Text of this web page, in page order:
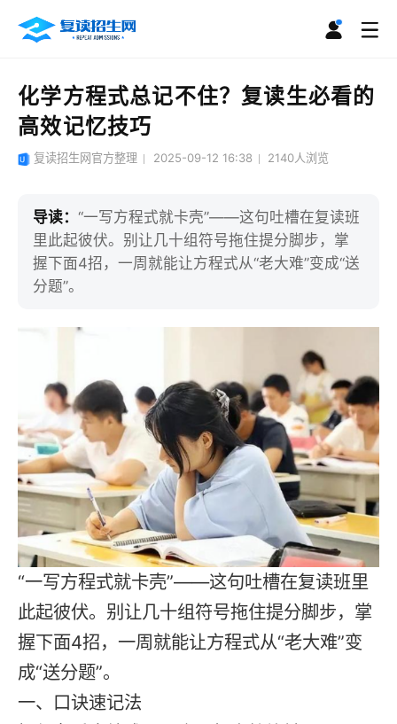
化学方程式总记不住？复读生必看的
高效记忆技巧
复读招生网官方整理 2025-09-12 16:38 2140人浏览
导读：“一写方程式就卡壳”——这句吐槽在复读班
里此起彼伏。别让几十组符号拖住提分脚步，掌
握下面4招，一周就能让方程式从“老大难”变成“送
分题”。
“一写方程式就卡壳”——这句吐槽在复读班里
此起彼伏。别让几十组符号拖住提分脚步，掌
握下面4招，一周就能让方程式从“老大难”变
成“送分题”。
一、口诀速记法